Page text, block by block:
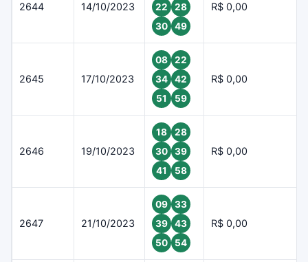
2644 14/10/2023
22
28
30
49
R$ 0,00
2645 17/10/2023
08
22
34
42
51
59
R$ 0,00
2646 19/10/2023
18
28
30
39
41
58
R$ 0,00
2647 21/10/2023
09
33
39
43
50
54
R$ 0,00